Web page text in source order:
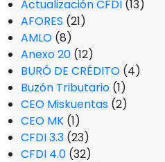
Actualización CFDI (13)
AFORES (21)
AMLO (8)
Anexo 20 (12)
BURÓ DE CRÉDITO (4)
Buzón Tributario (1)
CEO Miskuentas (2)
CEO MK (1)
CFDI 3.3 (23)
CFDI 4.0 (32)